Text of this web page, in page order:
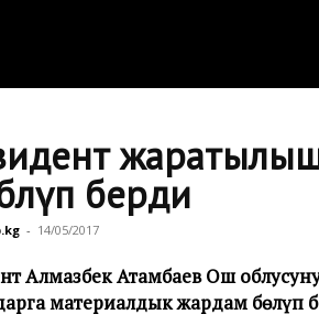
берди
- 14/05/2017
Алмазбек Атамбаев Ош
материалдык жардам бөлүп